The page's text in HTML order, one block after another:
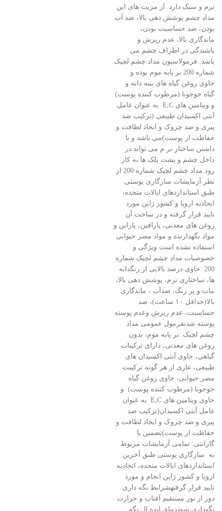
نرم و سبک دارد. از مزیت های این
مداد چشم پوشش دهی بالا، ضد آب
بودن، ضد حساسیت بودن،
ماندگاری بالا، عدم ریزش و
پاشیدگی در اطراف چشم می
باشد. فرمولاسیون مداد چشم لچیک
شماره 200 بر پایه موم بوده و
حاوی روغن گیاه های پنبه دانه و
گیاه جوجوبا (مرطوب کننده پوست)
و ویتامین های E,C به عنوان عامل
آنتی اکسیدان طبیعی (ترکیب ضد
پیری و ضد چروک و ایجاد لطافت و
حفاظت از پوست)می باشد و با
داشتن ساختار نر م می تواند در
داخل چشم و پشت پلک ها به کار
رود.مداد چشم لچیک شماره 200 از
نظر آزمایشات سازگاری پوستی
طبق استانداردهای ایالات متحده،
اتحادیه اروپا و کشور ژاپن مورد
تایید قرار گرفته و در ساخت آن
روغن های معدنی، پارافین، پارابن و
مواد نگهدارنده و مواد مضر حیوانی
استفاده نشده است.ویژگی و
خصوصیات مداد چشم لچیک شماره
200 :حاوی درصد بالایی از رنگدانه
ها، ساختاری نرم، پوشش دهی بالا،
مات و پر رنگ، ضدآب ، ماندگاری
بالا(حداقل ۱۰ ساعت)، ضد
حساسیت، عدم ریزش وعدم پوسته
پوسته شدنفرمول عمومی مداد
چشم لچیک :بر پایه موم، بدون
روغن های معدنی، دارای ترکیبات
گیاهی، حاوی آنتی اکسیدان های
طبیعی، عاری از هر گونه ترکیبت
مضر حیوانی، حاوی روغن گیاه
جوجوبا (مرطوب کننده پوست) و
حاوی ویتامین های E,C به عنوان
عامل آنتی اکسیدان(ترکیب ضد
پیری و ضد چروک و ایجاد لطافت و
حفاظت از پوست)تضمین یا
گارانتی: تمامی آزمایشات مربوط
به سازگاری پوستی طبق آخرین
استانداردهای ایالات متحده، اتحادیه
اروپا و کشور ژاپن انجام و مورد
تایید قرار گرفتهشرایط نگه داری:
دور از نور مستقیم آفتاب و حرارت
نگه­داری شوددمای ایده ال نگه